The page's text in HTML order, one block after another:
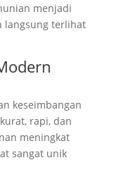
menjadi
langsung terlihat
keseimbangan
rapi, dan
meningkat
sangat unik